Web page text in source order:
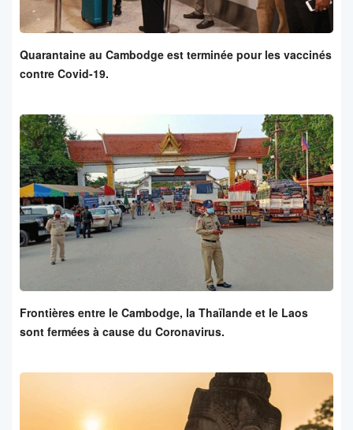
Quarantaine au Cambodge est terminée pour les vaccinés
contre Covid-19.
Frontières entre le Cambodge, la Thaïlande et le Laos
sont fermées à cause du Coronavirus.